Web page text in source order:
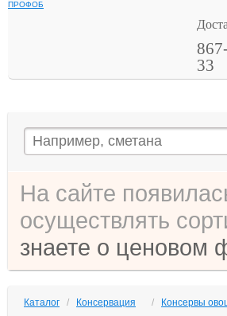
ПРОФОБ
33
На сайте
осуществлять
знаете о ценовом
Каталог / Консервация / Консервы